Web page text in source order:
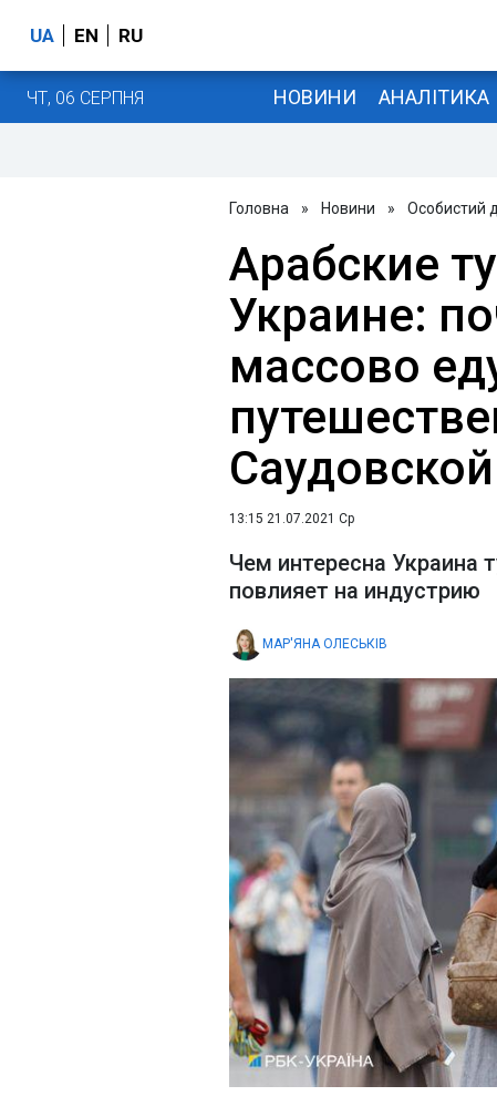
UA EN RU
ЧТ, 06 СЕРПНЯ НОВИНИ АНАЛІТИКА
Головна » Новини » Особистий
Арабские
Украине:
массово
13:15 21.07.2021 Ср
Чем интересна Украина
повлияет на индустрию
МАР'ЯНА ОЛЕСЬКІВ